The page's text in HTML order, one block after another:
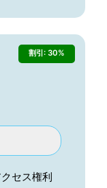
割引: 30%
セス権利